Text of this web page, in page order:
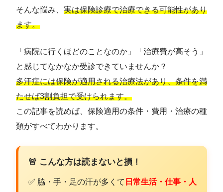
そんな悩み、 実は保険診療で治療できる可能性があり
ます。
「病院に行くほどのことなのか」「治療費が高そう」
と感じてなかなか受診できていませんか？
多汗症には保険が適用される治療法があり、条件を満
たせば3割負担で受けられます。
この記事を読めば、保険適用の条件・費用・治療の種
類がすべてわかります。
🚨 こんな方は読まないと損！
✅ 脇・手・足の汗が多くて 日常生活・仕事・人